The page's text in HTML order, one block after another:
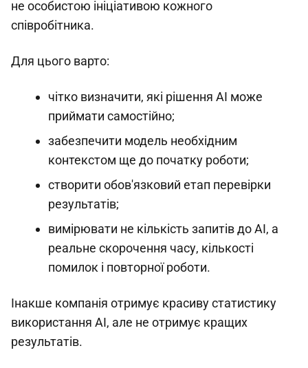
не особистою ініціативою кожного
співробітника.
Для цього варто:
чітко визначити, які рішення AI може
приймати самостійно;
забезпечити модель необхідним
контекстом ще до початку роботи;
створити обов'язковий етап перевірки
результатів;
вимірювати не кількість запитів до AI, а
реальне скорочення часу, кількості
помилок і повторної роботи.
Інакше компанія отримує красиву статистику
використання AI, але не отримує кращих
результатів.